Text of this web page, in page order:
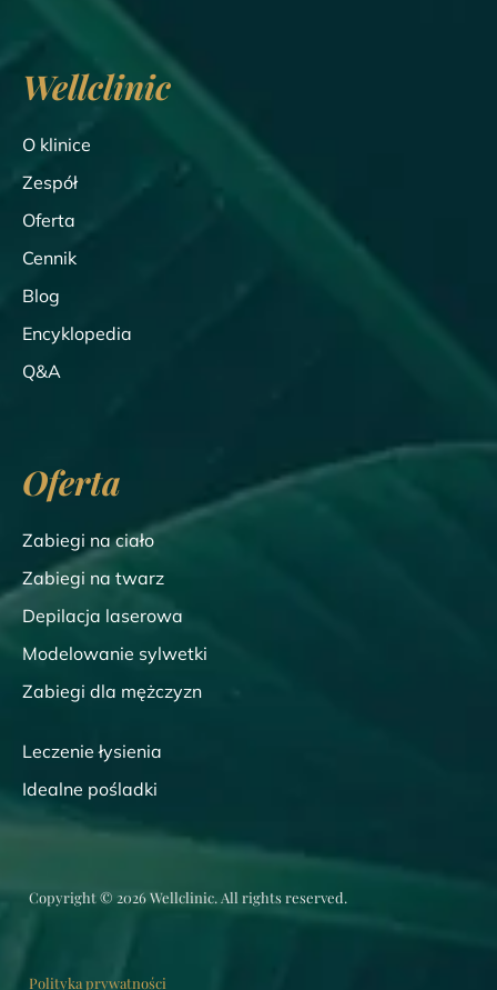
Wellclinic
O klinice
Zespół
Oferta
Cennik
Blog
Encyklopedia
Q&A
Oferta
Zabiegi na ciało
Zabiegi na twarz
Depilacja laserowa
Modelowanie sylwetki
Zabiegi dla mężczyzn
Leczenie łysienia
Idealne pośladki
Copyright © 2026 Wellclinic. All rights reserved.
Polityka prywatności